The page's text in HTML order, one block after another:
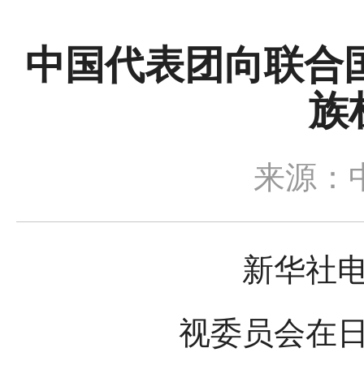
中国代表团向联合
族
来源：
新华社电
视委员会在